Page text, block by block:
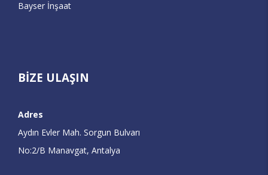
Bayser İnşaat
BİZE ULAŞIN
Adres
Aydın Evler Mah. Sorgun Bulvarı
No:2/B Manavgat, Antalya